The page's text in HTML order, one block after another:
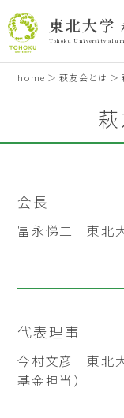
東北大学
Tohoku University
home ＞萩友会とは ＞
会長
冨永悌二 東北
代表理事
今村文彦 東北
基金担当）